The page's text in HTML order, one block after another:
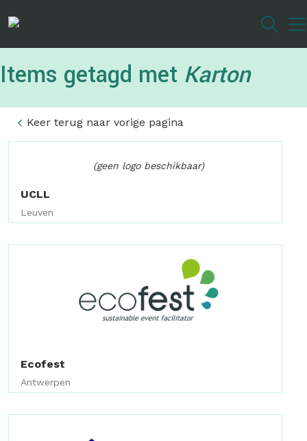
inhoud
Items getagd met Karton
Keer terug naar vorige pagina
(geen logo beschikbaar)
UCLL
Leuven
Ecofest
Antwerpen